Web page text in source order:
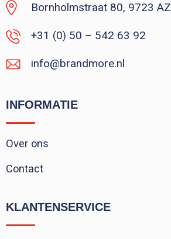
Bornholmstraat 80, 9723 AZ
+31 (0) 50 – 542 63 92
info@brandmore.nl
INFORMATIE
Over ons
Contact
KLANTENSERVICE